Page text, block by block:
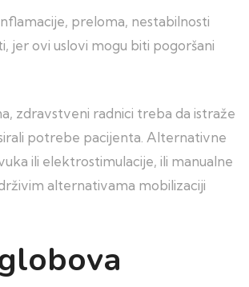
preloma, nestabilnosti
jer ovi uslovi mogu biti pogoršani
zdravstveni radnici treba da istraže
potrebe pacijenta. Alternativne
ili elektrostimulacije, ili manualne
alternativama mobilizaciji